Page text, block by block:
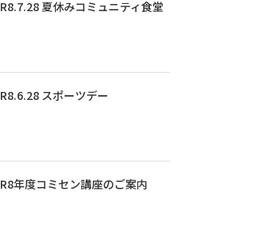
R8.7.28 夏休みコミュニティ食堂
R8.6.28 スポーツデー
R8年度コミセン講座のご案内